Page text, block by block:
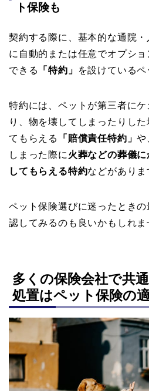
ト保険も
契約する際に、基本的な通院
に自動的または任意でオプシ
できる
「特約」 を設けているペ
特約には、ペットが第三者に
り、物を壊してしまったりし
てもらえる
「賠償責任特約」や
しまった際に 火葬などの葬儀
してもらえる特約などがありま
ペット保険選びに迷ったとき
認してみるのも良いかもしれま
多くの保険会社で共
処置はペット保険の